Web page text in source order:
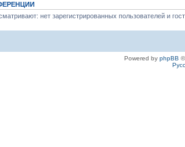
нет зарегистрированных пользователей и
Powered by phpBB